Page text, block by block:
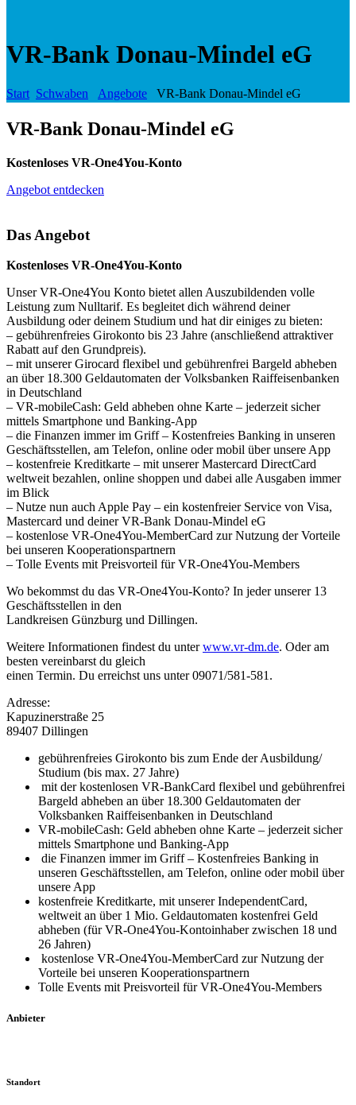
VR-Bank Donau-Mindel eG
Start Schwaben Angebote VR-Bank Donau-Mindel eG
VR-Bank Donau-Mindel eG
Kostenloses VR-One4You-Konto
Angebot entdecken
Das Angebot
Kostenloses VR-One4You-Konto
Unser VR-One4You Konto bietet allen Auszubildenden volle
Leistung zum Nulltarif. Es begleitet dich während deiner
Ausbildung oder deinem Studium und hat dir einiges zu bieten:
– gebührenfreies Girokonto bis 23 Jahre (anschließend attraktiver
Rabatt auf den Grundpreis).
– mit unserer Girocard flexibel und gebührenfrei Bargeld abheben
an über 18.300 Geldautomaten der Volksbanken Raiffeisenbanken
in Deutschland
– VR-mobileCash: Geld abheben ohne Karte – jederzeit sicher
mittels Smartphone und Banking-App
– die Finanzen immer im Griff – Kostenfreies Banking in unseren
Geschäftsstellen, am Telefon, online oder mobil über unsere App
– kostenfreie Kreditkarte – mit unserer Mastercard DirectCard
weltweit bezahlen, online shoppen und dabei alle Ausgaben immer
im Blick
– Nutze nun auch Apple Pay – ein kostenfreier Service von Visa,
Mastercard und deiner VR-Bank Donau-Mindel eG
– kostenlose VR-One4You-MemberCard zur Nutzung der Vorteile
bei unseren Kooperationspartnern
– Tolle Events mit Preisvorteil für VR-One4You-Members
Wo bekommst du das VR-One4You-Konto? In jeder unserer 13
Geschäftsstellen in den
Landkreisen Günzburg und Dillingen.
Weitere Informationen findest du unterwww.vr-dm.de. Oder am
besten vereinbarst du gleich
einen Termin. Du erreichst uns unter 09071/581-581.
Adresse:
Kapuzinerstraße 25
89407 Dillingen
gebührenfreies Girokonto bis zum Ende der Ausbildung/
Studium (bis max. 27 Jahre)
mit der kostenlosen VR-BankCard flexibel und gebührenfrei
Bargeld abheben an über 18.300 Geldautomaten der
Volksbanken Raiffeisenbanken in Deutschland
VR-mobileCash: Geld abheben ohne Karte – jederzeit sicher
mittels Smartphone und Banking-App
die Finanzen immer im Griff – Kostenfreies Banking in
unseren Geschäftsstellen, am Telefon, online oder mobil über
unsere App
kostenfreie Kreditkarte, mit unserer IndependentCard,
weltweit an über 1 Mio. Geldautomaten kostenfrei Geld
abheben (für VR-One4You-Kontoinhaber zwischen 18 und
26 Jahren)
kostenlose VR-One4You-MemberCard zur Nutzung der
Vorteile bei unseren Kooperationspartnern
Tolle Events mit Preisvorteil für VR-One4You-Members
Anbieter
Standort